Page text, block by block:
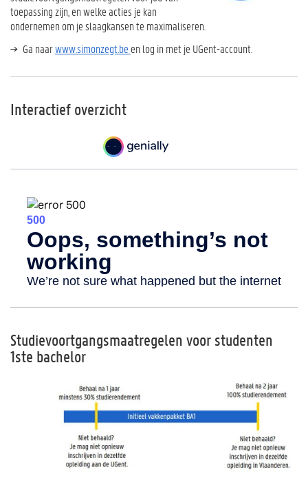
toepassing zijn, en welke acties je kan
ondernemen om je slaagkansen te maximaliseren.
Ga naarwww.simonzegt.be en log in met je UGent-account.
Interactief overzicht
Studievoortgangsmaatregelen voor studenten
1ste bachelor